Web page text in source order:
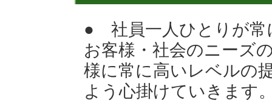
● 社員一人ひとりが常
お客様・社会のニーズ
様に常に高いレベルの
よう心掛けていきます